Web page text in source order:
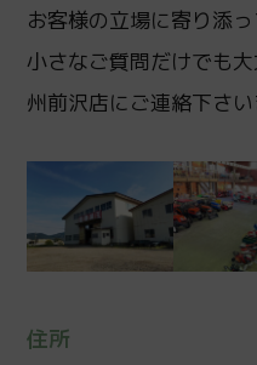
お客様の立場に寄り添
小さなご質問だけでも
州前沢店にご連絡下さ
住所